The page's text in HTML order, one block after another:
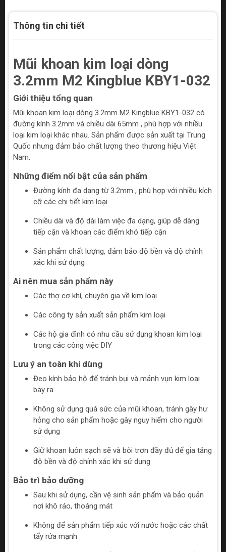
Thông tin chi tiết
Mũi khoan kim loại dòng
3.2mm M2 Kingblue KBY1-032
Giới thiệu tổng quan
Mũi khoan kim loại dòng 3.2mm M2 Kingblue KBY1-032 có
đường kính 3.2mm và chiều dài 65mm , phù hợp với nhiều
loại kim loại khác nhau. Sản phẩm được sản xuất tại Trung
Quốc nhưng đảm bảo chất lượng theo thương hiệu Việt
Nam.
Những điểm nổi bật của sản phẩm
Đường kính đa dạng từ 3.2mm , phù hợp với nhiều kích
cỡ các chi tiết kim loại
Chiều dài và độ dài làm việc đa dạng, giúp dễ dàng
tiếp cận và khoan các điểm khó tiếp cận
Sản phẩm chất lượng, đảm bảo độ bền và độ chính
xác khi sử dụng
Ai nên mua sản phẩm này
Các thợ cơ khí, chuyên gia về kim loại
Các công ty sản xuất sản phẩm kim loại
Các hộ gia đình có nhu cầu sử dụng khoan kim loại
trong các công việc DIY
Lưu ý an toàn khi dùng
Đeo kính bảo hộ để tránh bụi và mảnh vụn kim loại
bay ra
Không sử dụng quá sức của mũi khoan, tránh gây hư
hỏng cho sản phẩm hoặc gây nguy hiểm cho người
sử dụng
Giữ khoan luôn sạch sẽ và bôi trơn đầy đủ để gia tăng
độ bền và độ chính xác khi sử dụng
Bảo trì bảo dưỡng
Sau khi sử dụng, cần vệ sinh sản phẩm và bảo quản
nơi khô ráo, thoáng mát
Không để sản phẩm tiếp xúc với nước hoặc các chất
tẩy rửa mạnh